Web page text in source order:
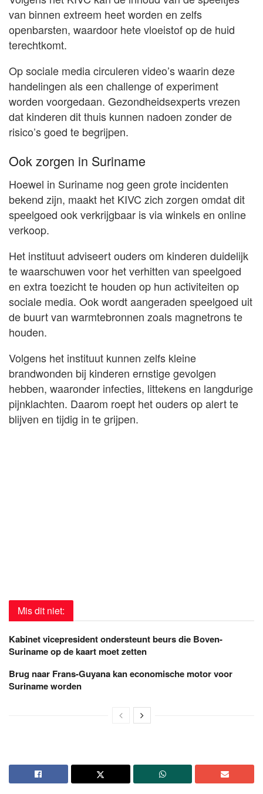
van binnen extreem heet worden en zelfs
openbarsten, waardoor hete vloeistof op de huid
terechtkomt.
Op sociale media circuleren video’s waarin deze
handelingen als een challenge of experiment
worden voorgedaan. Gezondheidsexperts vrezen
dat kinderen dit thuis kunnen nadoen zonder de
risico’s goed te begrijpen.
Ook zorgen in Suriname
Hoewel in Suriname nog geen grote incidenten
bekend zijn, maakt het KIVC zich zorgen omdat dit
speelgoed ook verkrijgbaar is via winkels en online
verkoop.
Het instituut adviseert ouders om kinderen duidelijk
te waarschuwen voor het verhitten van speelgoed
en extra toezicht te houden op hun activiteiten op
sociale media. Ook wordt aangeraden speelgoed uit
de buurt van warmtebronnen zoals magnetrons te
houden.
Volgens het instituut kunnen zelfs kleine
brandwonden bij kinderen ernstige gevolgen
hebben, waaronder infecties, littekens en langdurige
pijnklachten. Daarom roept het ouders op alert te
blijven en tijdig in te grijpen.
Mis dit niet:
Kabinet vicepresident ondersteunt beurs die Boven-
Suriname op de kaart moet zetten
Brug naar Frans-Guyana kan economische motor voor
Suriname worden